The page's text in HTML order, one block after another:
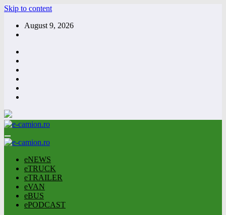
Skip to content
August 9, 2026
eNEWS
eTRUCK
eTRAILER
eVAN
eBUS
ePODCAST